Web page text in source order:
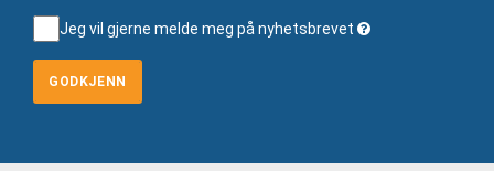
Jeg vil gjerne melde meg på nyhetsbrevet
GODKJENN